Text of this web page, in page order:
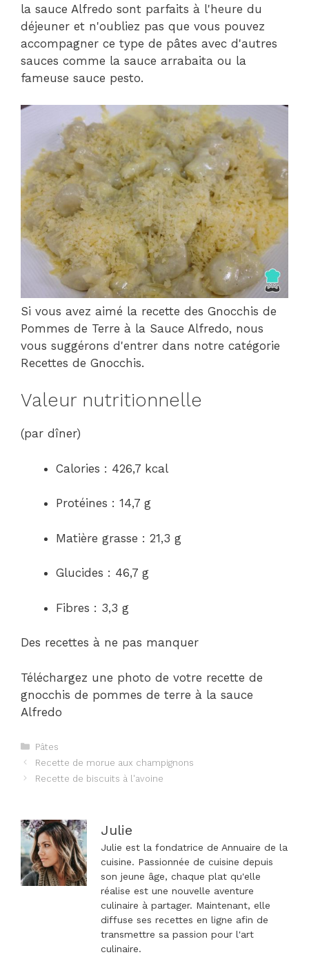
la sauce Alfredo sont parfaits à l'heure du
déjeuner et n'oubliez pas que vous pouvez
accompagner ce type de pâtes avec d'autres
sauces comme la sauce arrabaita ou la
fameuse sauce pesto.
Si vous avez aimé la recette des Gnocchis de
Pommes de Terre à la Sauce Alfredo, nous
vous suggérons d'entrer dans notre catégorie
Recettes de Gnocchis.
Valeur nutritionnelle
(par dîner)
Calories : 426,7 kcal
Protéines : 14,7 g
Matière grasse : 21,3 g
Glucides : 46,7 g
Fibres : 3,3 g
Des recettes à ne pas manquer
Téléchargez une photo de votre recette de
gnocchis de pommes de terre à la sauce
Alfredo
Catégories
Pâtes
Navigation
des
Recette de morue aux champignons
Recette de biscuits à l'avoine
Julie
Julie est la fondatrice de Annuaire de la
cuisine. Passionnée de cuisine depuis
son jeune âge, chaque plat qu'elle
réalise est une nouvelle aventure
culinaire à partager. Maintenant, elle
diffuse ses recettes en ligne afin de
transmettre sa passion pour l'art
culinaire.